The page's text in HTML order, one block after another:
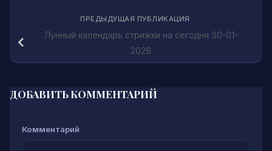
ПРЕДЫДУЩАЯ ПУБЛИКАЦИЯ
Лунный календарь стрижки на сегодня 30-01-
2026
ДОБАВИТЬ КОММЕНТАРИЙ
Комментарий